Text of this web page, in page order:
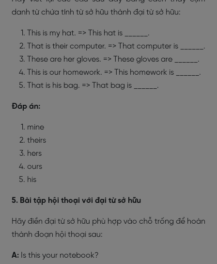
danh từ chứa tính từ sở hữu thành đại từ sở hữu:
This is my hat. => This hat is ______.
That is their computer. => That computer is ______.
These are her gloves. => These gloves are ______.
This is our homework. => This homework is ______.
That is his bag. => That bag is ______.
Đáp án:
mine
theirs
hers
ours
his
5. Bài tập hội thoại với đại từ sở hữu
Hãy điền đại từ sở hữu phù hợp vào chỗ trống để hoàn
thành đoạn hội thoại sau:
A: Is this your notebook?